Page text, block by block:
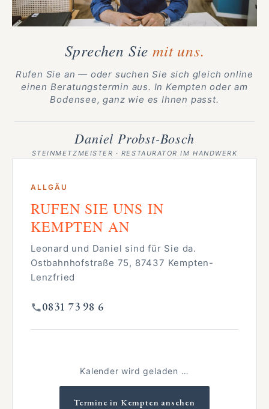
Sprechen Sie mit uns.
Rufen Sie an — oder suchen Sie sich gleich online
einen Beratungstermin aus. In Kempten oder am
Bodensee, ganz wie es Ihnen passt.
Daniel Probst-Bosch
STEINMETZMEISTER · RESTAURATOR IM HANDWERK
ALLGÄU
RUFEN SIE UNS IN
KEMPTEN AN
Leonard und Daniel sind für Sie da.
Ostbahnhofstraße 75, 87437 Kempten-
Lenzfried
0831 73 98 6
Kalender wird geladen …
Termine in Kempten ansehen